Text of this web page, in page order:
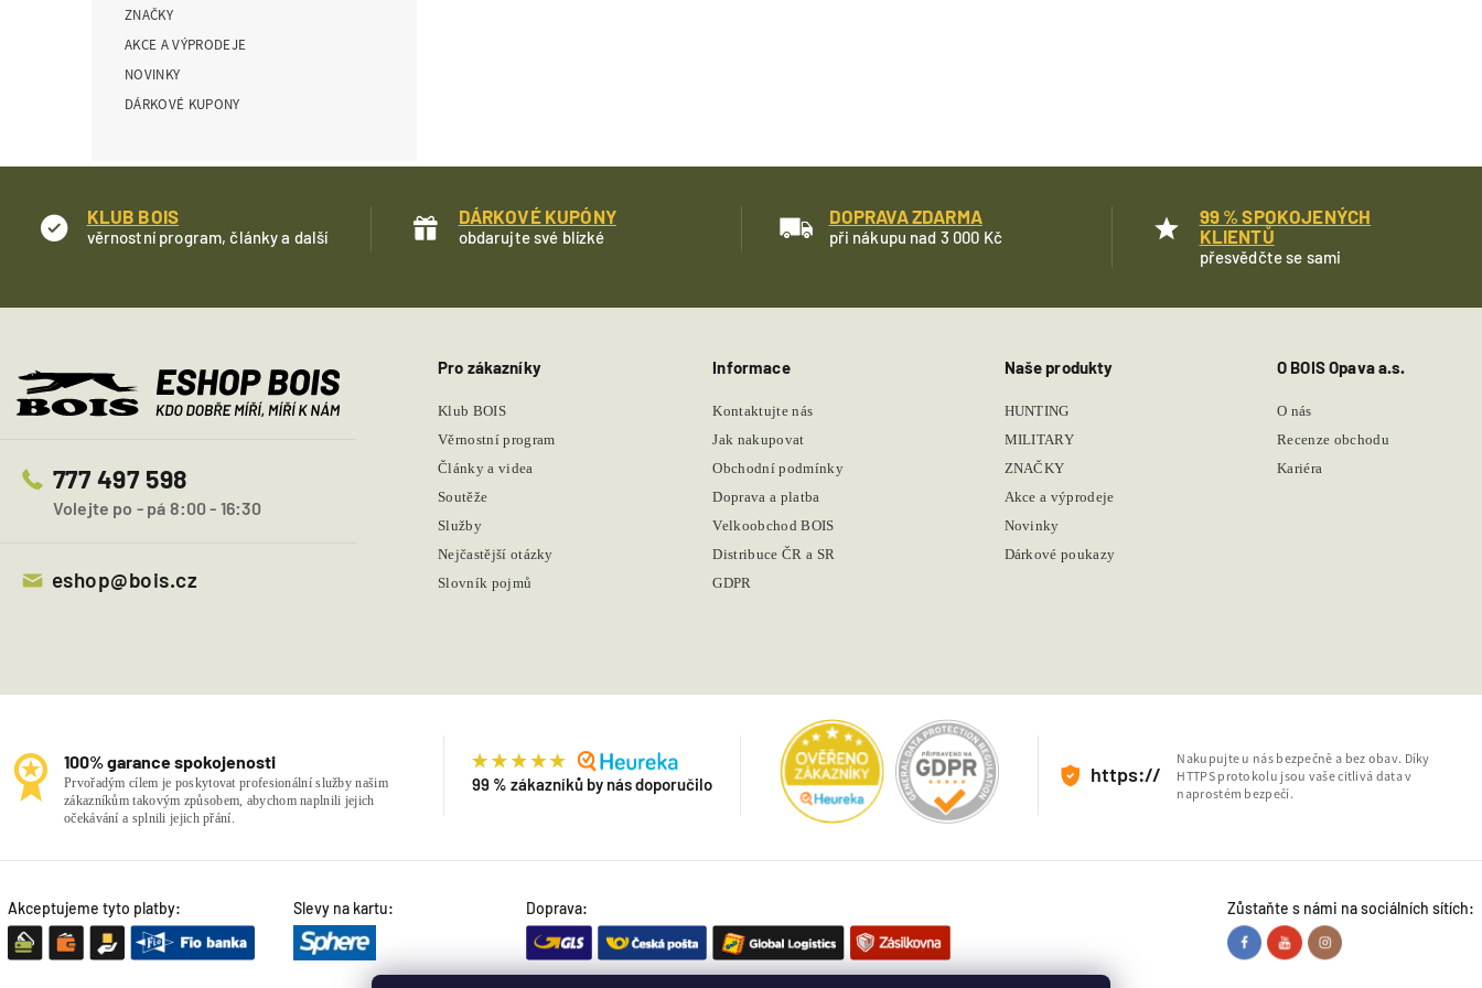
ZNAČKY
AKCE A VÝPRODEJE
NOVINKY
DÁRKOVÉ KUPONY
KLUB BOIS
věrnostní program, články a další
DÁRKOVÉ KUPÓNY
obdarujte své blízké
DOPRAVA ZDARMA
při nákupu nad 3 000 Kč
99 % SPOKOJENÝCH
KLIENTŮ
přesvědčte se sami
777 497 598
Volejte po - pá 8:00 - 16:30
eshop@bois.cz
Pro zákazníky
Klub BOIS
Věrnostní program
Články a videa
Soutěže
Služby
Nejčastější otázky
Slovník pojmů
Informace
Kontaktujte nás
Jak nakupovat
Obchodní podmínky
Doprava a platba
Velkoobchod BOIS
Distribuce ČR a SR
GDPR
Naše produkty
HUNTING
MILITARY
ZNAČKY
Akce a výprodeje
Novinky
Dárkové poukazy
O BOIS Opava a.s.
O nás
Recenze obchodu
Kariéra
100% garance spokojenosti
Prvořadým cílem je poskytovat profesionální služby našim
zákazníkům takovým způsobem, abychom naplnili jejich
očekávání a splnili jejich přání.
99 % zákazníků by nás doporučilo https://
Nakupujte u nás bezpečně a bez obav. Díky
HTTPS protokolu jsou vaše citlivá data v
naprostém bezpečí.
Akceptujeme tyto platby: Slevy na kartu: Doprava: Zůstaňte s námi na sociálních sítích: